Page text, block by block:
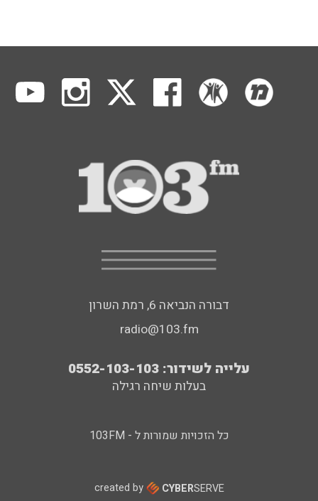
דבורה הנביאה 6, רמת השרון
radio@103.fm
עלייה לשידור: 0552-103-103
בעלות שיחה רגילה
כל הזכויות שמורות ל - 103FM
created by CYBERSERVE